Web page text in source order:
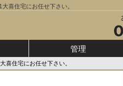
喜住宅にお任せ下さい。
管理
喜住宅にお任せ下さい。